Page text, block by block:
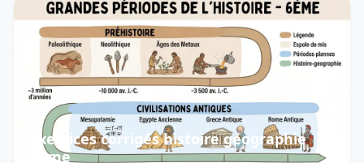
Exercices corrigés histoire géographie
6ème